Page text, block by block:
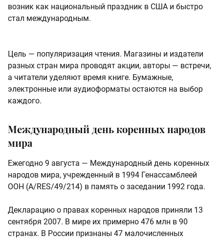
возник как национальный праздник в США и быстро
стал международным.
Цель — популяризация чтения. Магазины и издатели
разных стран мира проводят акции, авторы — встречи,
а читатели уделяют время книге. Бумажные,
электронные или аудиоформаты остаются на выбор
каждого.
Международный день коренных народов
мира
Ежегодно 9 августа — Международный день коренных
народов мира, учрежденный в 1994 Генассамблеей
ООН (A/RES/49/214) в память о заседании 1992 года.
Декларацию о правах коренных народов приняли 13
сентября 2007. В мире их примерно 476 млн в 90
странах. В России признаны 47 малочисленных